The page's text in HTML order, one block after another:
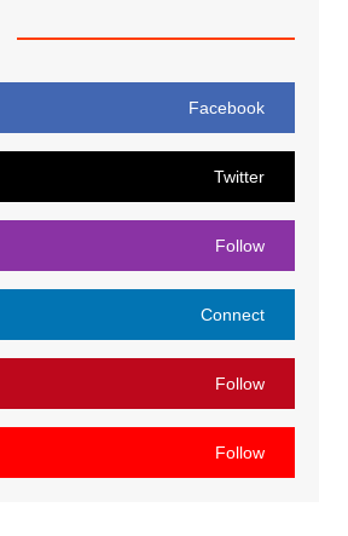
Facebook
Twitter
Follow
Connect
Follow
Follow